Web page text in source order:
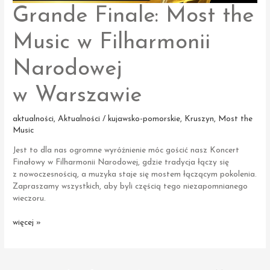
Grande Finale: Most the
Music w Filharmonii
Narodowej
w Warszawie
aktualności,Aktualności / kujawsko-pomorskie, Kruszyn,
Most the
Music
Jest to dla nas ogromne wyróżnienie móc gościć nasz Koncert
Finałowy w Filharmonii Narodowej, gdzie tradycja łączy się
z nowoczesnością, a muzyka staje się mostem łączącym pokolenia.
Zapraszamy wszystkich, aby byli częścią tego niezapomnianego
wieczoru.
Grande
więcej »